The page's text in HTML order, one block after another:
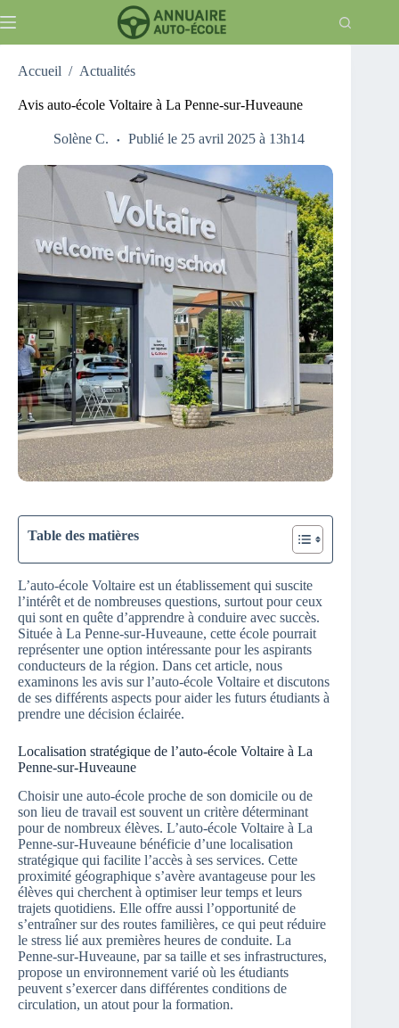
au
Accueil / Actualités
Avis auto-école Voltaire à La Penne-sur-Huveaune
Solène C. Publié le 25 avril 2025 à 13h14
Table des matières
L’auto-école Voltaire est un établissement qui suscite
l’intérêt et de nombreuses questions, surtout pour ceux
qui sont en quête d’apprendre à conduire avec succès.
Située à La Penne-sur-Huveaune, cette école pourrait
représenter une option intéressante pour les aspirants
conducteurs de la région. Dans cet article, nous
examinons les avis sur l’auto-école Voltaire et discutons
de ses différents aspects pour aider les futurs étudiants à
prendre une décision éclairée.
Localisation stratégique de l’auto-école Voltaire à La
Penne-sur-Huveaune
Choisir une auto-école proche de son domicile ou de
son lieu de travail est souvent un critère déterminant
pour de nombreux élèves. L’auto-école Voltaire à La
Penne-sur-Huveaune bénéficie d’une localisation
stratégique qui facilite l’accès à ses services. Cette
proximité géographique s’avère avantageuse pour les
élèves qui cherchent à optimiser leur temps et leurs
trajets quotidiens. Elle offre aussi l’opportunité de
s’entraîner sur des routes familières, ce qui peut réduire
le stress lié aux premières heures de conduite. La
Penne-sur-Huveaune, par sa taille et ses infrastructures,
propose un environnement varié où les étudiants
peuvent s’exercer dans différentes conditions de
circulation, un atout pour la formation.